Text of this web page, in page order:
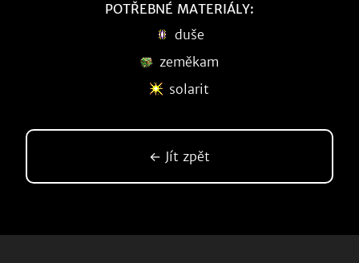
POTŘEBNÉ MATERIÁLY:
duše
zeměkam
solarit
← Jít zpět